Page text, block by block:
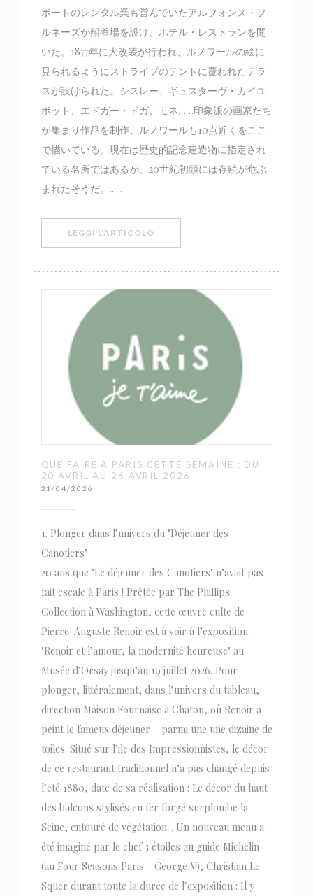
ボートのレンタル業も営んでいたアルフォンス・フ
ルネーズが船着場を設け、ホテル・レストランを開
いた。1877年に大改装が行われ、ルノワールの絵に
見られるようにストライプのテントに覆われたテラ
スが設けられた。シスレー、ギュスターヴ・カイユ
ボット、エドガー・ドガ、モネ……印象派の画家たち
が集まり作品を制作。ルノワールも10点近くをここ
で描いている。現在は歴史的記念建造物に指定され
ている名所ではあるが、20世紀初頭には存続が危ぶ
まれたそうだ。......
LEGGI L'ARTICOLO((APRE UNA NUOVA FINESTRA))
QUE FAIRE À PARIS CETTE SEMAINE : DU
20 AVRIL AU 26 AVRIL 2026
21/04/2026
1. Plonger dans l’univers du "Déjeuner des
Canotiers"
20 ans que "Le déjeuner des Canotiers" n’avait pas
fait escale à Paris ! Prêtée par The Phillips
Collection à Washington, cette œuvre culte de
Pierre-Auguste Renoir est à voir à l’exposition
"Renoir et l’amour, la modernité heureuse" au
Musée d’Orsay jusqu’au 19 juillet 2026. Pour
plonger, littéralement, dans l’univers du tableau,
direction Maison Fournaise à Chatou, où Renoir a
peint le fameux déjeuner – parmi une une dizaine de
toiles. Situé sur l’ile des Impressionnistes, le décor
de ce restaurant traditionnel n’a pas changé depuis
l’été 1880, date de sa réalisation : Le décor du haut
des balcons stylisés en fer forgé surplombe la
Seine, entouré de végétation... Un nouveau menu a
été imaginé par le chef 3 étoiles au guide Michelin
(au Four Seasons Paris - George V), Christian Le
Squer durant toute la durée de l’exposition : Il y